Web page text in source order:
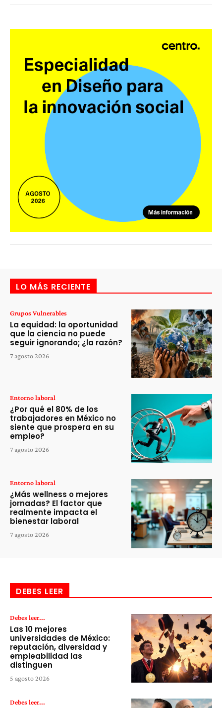
LO MÁS RECIENTE
Grupos Vulnerables
La equidad: la oportunidad
que la ciencia no puede
seguir ignorando; ¿la razón?
7 agosto 2026
Entorno laboral
¿Por qué el 80% de los
trabajadores en México no
siente que prospera en su
empleo?
7 agosto 2026
Entorno laboral
¿Más wellness o mejores
jornadas? El factor que
realmente impacta el
bienestar laboral
7 agosto 2026
DEBES LEER
Debes leer...
Las 10 mejores
universidades de México:
reputación, diversidad y
empleabilidad las
distinguen
5 agosto 2026
Debes leer...